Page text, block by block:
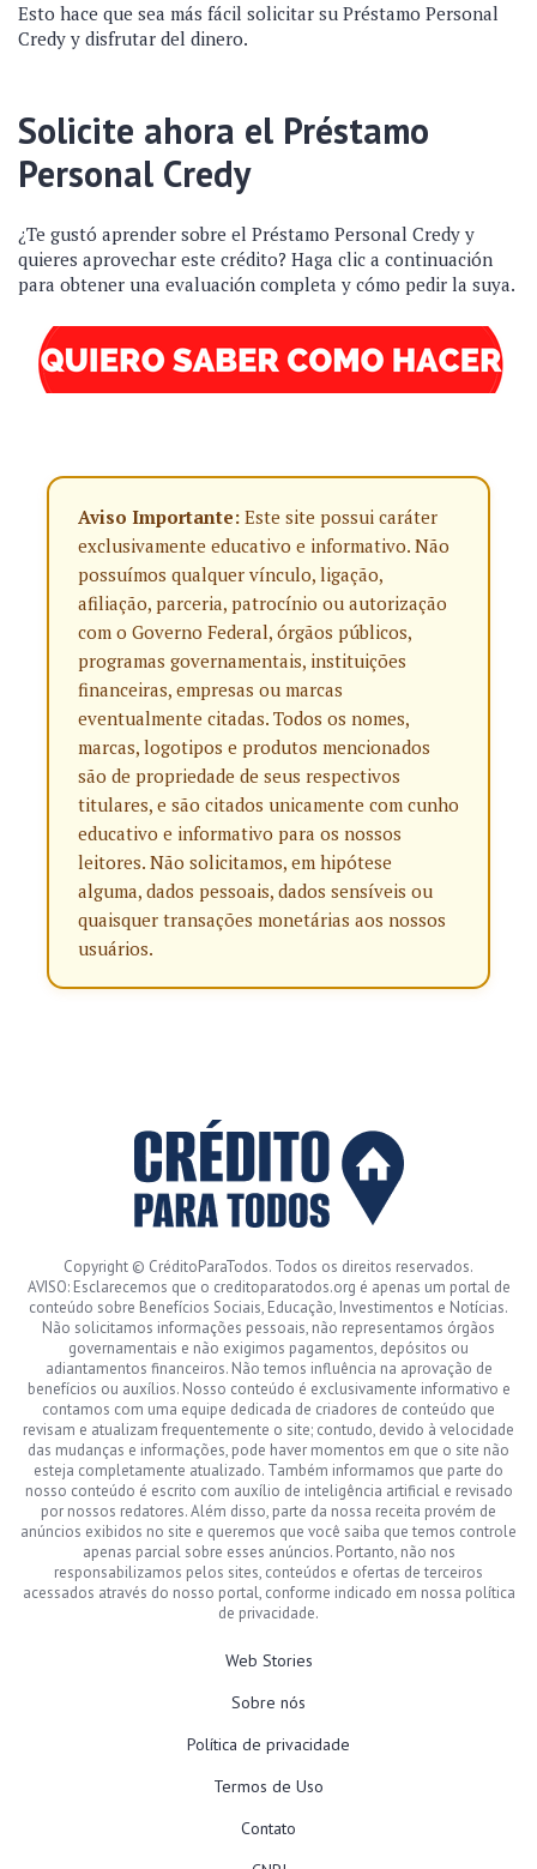
Esto hace que sea más fácil solicitar su Préstamo Personal
Credy y disfrutar del dinero.
Solicite ahora el Préstamo
Personal Credy
¿Te gustó aprender sobre el Préstamo Personal Credy y
quieres aprovechar este crédito? Haga clic a continuación
para obtener una evaluación completa y cómo pedir la suya.
Aviso Importante: Este site possui caráter
exclusivamente educativo e informativo. Não
possuímos qualquer vínculo, ligação,
afiliação, parceria, patrocínio ou autorização
com o Governo Federal, órgãos públicos,
programas governamentais, instituições
financeiras, empresas ou marcas
eventualmente citadas. Todos os nomes,
marcas, logotipos e produtos mencionados
são de propriedade de seus respectivos
titulares, e são citados unicamente com cunho
educativo e informativo para os nossos
leitores. Não solicitamos, em hipótese
alguma, dados pessoais, dados sensíveis ou
quaisquer transações monetárias aos nossos
usuários.
Copyright © CréditoParaTodos. Todos os direitos reservados.
AVISO: Esclarecemos que o creditoparatodos.org é apenas um portal de
conteúdo sobre Benefícios Sociais, Educação, Investimentos e Notícias.
Não solicitamos informações pessoais, não representamos órgãos
governamentais e não exigimos pagamentos, depósitos ou
adiantamentos financeiros. Não temos influência na aprovação de
benefícios ou auxílios. Nosso conteúdo é exclusivamente informativo e
contamos com uma equipe dedicada de criadores de conteúdo que
revisam e atualizam frequentemente o site; contudo, devido à velocidade
das mudanças e informações, pode haver momentos em que o site não
esteja completamente atualizado. Também informamos que parte do
nosso conteúdo é escrito com auxílio de inteligência artificial e revisado
por nossos redatores. Além disso, parte da nossa receita provém de
anúncios exibidos no site e queremos que você saiba que temos controle
apenas parcial sobre esses anúncios. Portanto, não nos
responsabilizamos pelos sites, conteúdos e ofertas de terceiros
acessados através do nosso portal, conforme indicado em nossa política
de privacidade.
Web Stories
Sobre nós
Política de privacidade
Termos de Uso
Contato